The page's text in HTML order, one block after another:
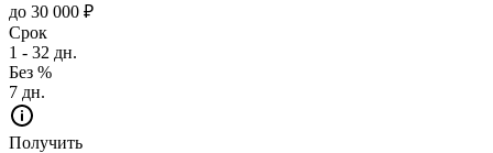
до 30 000 ₽
Срок
1 - 32 дн.
Без %
7 дн.
Получить